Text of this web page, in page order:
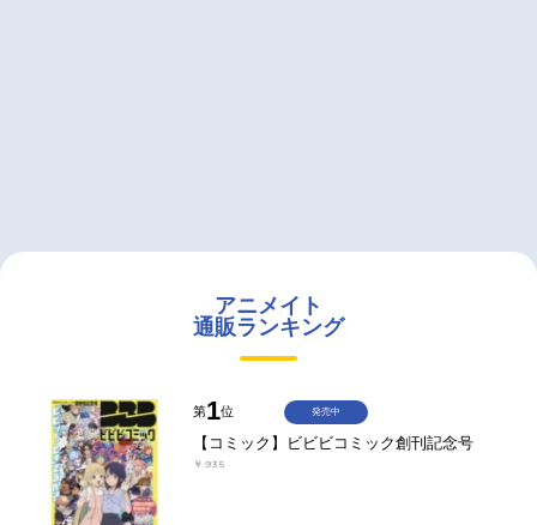
アニメイト
通販ランキング
第1位
【コミック】ビビビコミック創刊記念号
￥935
発売中